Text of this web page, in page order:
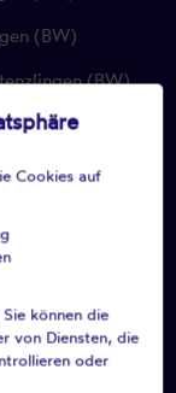
(BW)
(BW)
auf den Fildern
(BW)
(BW)
(BW)
Cookies auf
können die
von Diensten, die
oder